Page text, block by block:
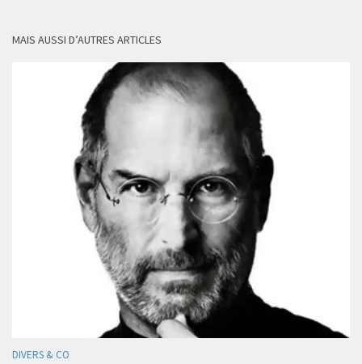
MAIS AUSSI D’AUTRES ARTICLES
DIVERS & CO